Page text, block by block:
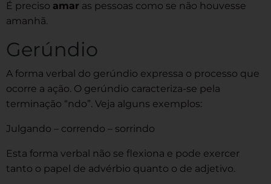
É preciso amar as pessoas como se não houvesse
amanhã.
Gerúndio
A forma verbal do gerúndio expressa o processo que
ocorre a ação. O gerúndio caracteriza-se pela
terminação “ndo”. Veja alguns exemplos:
Julgando – correndo – sorrindo
Esta forma verbal não se flexiona e pode exercer
tanto o papel de advérbio quanto o de adjetivo.